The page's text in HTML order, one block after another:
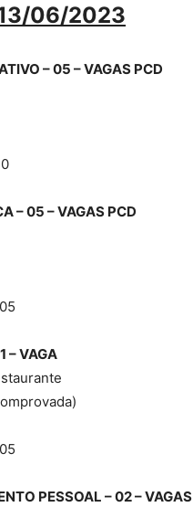
06/2023
– 05 – VAGAS PCD
– 05 – VAGAS PCD
– VAGA
PESSOAL – 02 – VAGAS